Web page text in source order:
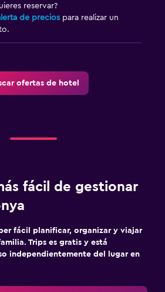
reservar?
de precios para realizar un
ofertas de hotel
fácil de gestionar
fácil planificar, organizar y viajar
Trips es gratis y está
independientemente del lugar en